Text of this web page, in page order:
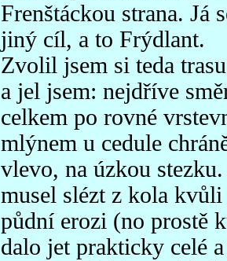
Frenštáckou strana. Já
jiný cíl, a to Frýdlant.
Zvolil jsem si teda
a jel jsem: nejdříve
celkem po rovné
mlýnem u cedule
vlevo, na úzkou
musel slézt z kola
půdní erozi (no prostě
dalo jet prakticky celé